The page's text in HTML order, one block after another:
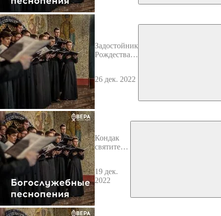
Задостойник
Рождества
26 дек. 2022
Кондак
святителю
19 дек.
2022